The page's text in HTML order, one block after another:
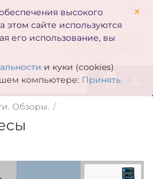
×
высокого
этом сайте используются
его использование, вы
и куки (cookies)
компьютере: Принять
zakaz@inmarkon.ru
0
Обзоры. /